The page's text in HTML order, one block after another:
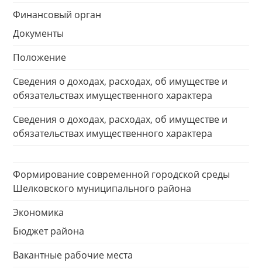
Финансовый орган
Документы
Положение
Сведения о доходах, расходах, об имуществе и
обязательствах имущественного характера
Сведения о доходах, расходах, об имуществе и
обязательствах имущественного характера
Формирование современной городской среды
Шелковского муниципального района
Экономика
Бюджет района
Вакантные рабочие места